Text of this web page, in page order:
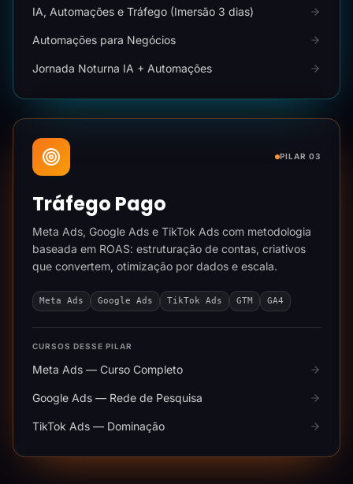
IA, Automações e Tráfego (Imersão 3 dias)
Automações para Negócios
Jornada Noturna IA + Automações
PILAR 03
Tráfego Pago
Meta Ads, Google Ads e TikTok Ads com metodologia
baseada em ROAS: estruturação de contas, criativos
que convertem, otimização por dados e escala.
Meta Ads Google Ads TikTok Ads GTM GA4
CURSOS DESSE PILAR
Meta Ads — Curso Completo
Google Ads — Rede de Pesquisa
TikTok Ads — Dominação